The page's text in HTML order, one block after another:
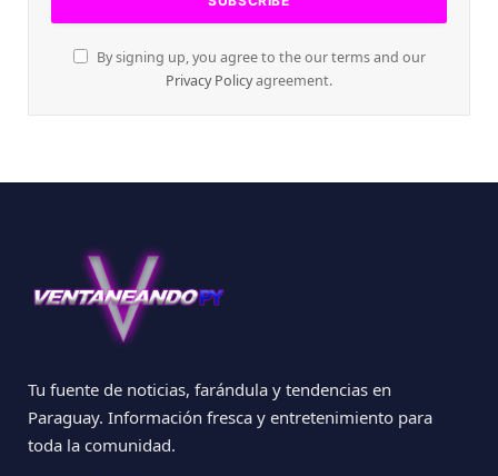
By signing up, you agree to the our terms and our
Privacy Policyagreement.
Tu fuente de noticias, farándula y tendencias en
Paraguay. Información fresca y entretenimiento para
toda la comunidad.